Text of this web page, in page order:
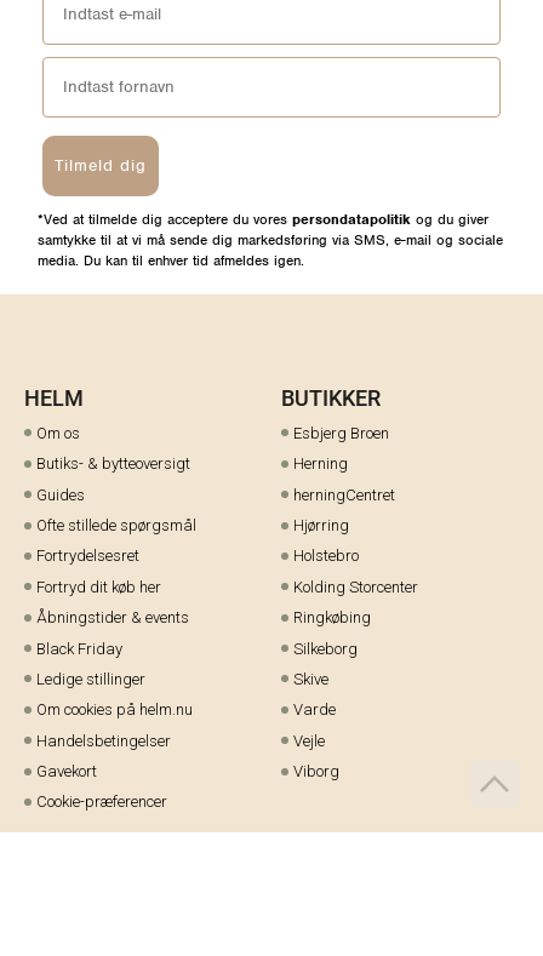
Tilmeld dig
*Ved at tilmelde dig acceptere du vores persondatapolitik og du giver
samtykke til at vi må sende dig markedsføring via SMS, e-mail og sociale
media. Du kan til enhver tid afmeldes igen.
HELM
Om os
Butiks- & bytteoversigt
Guides
Ofte stillede spørgsmål
Fortrydelsesret
Fortryd dit køb her
Åbningstider & events
Black Friday
Ledige stillinger
Om cookies på helm.nu
Handelsbetingelser
Gavekort
Cookie-præferencer
BUTIKKER
Esbjerg Broen
Herning
herningCentret
Hjørring
Holstebro
Kolding Storcenter
Ringkøbing
Silkeborg
Skive
Varde
Vejle
Viborg